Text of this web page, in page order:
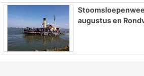
augustus en